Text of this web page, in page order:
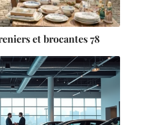
et brocantes 78